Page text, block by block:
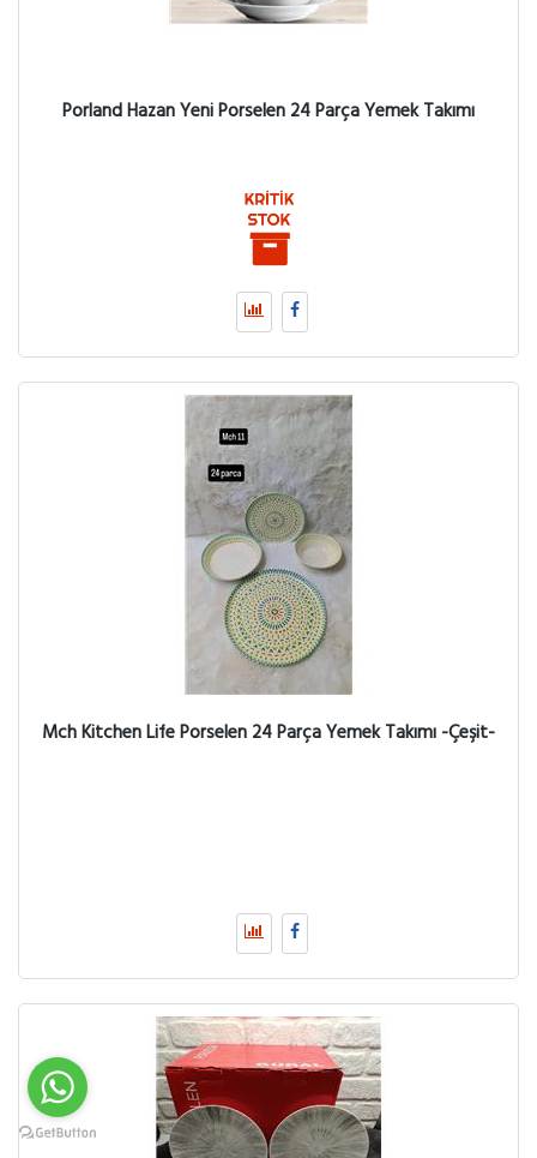
Porland Hazan Yeni Porselen 24 Parça Yemek Takımı
Mch Kitchen Life Porselen 24 Parça Yemek Takımı -Çeşit-